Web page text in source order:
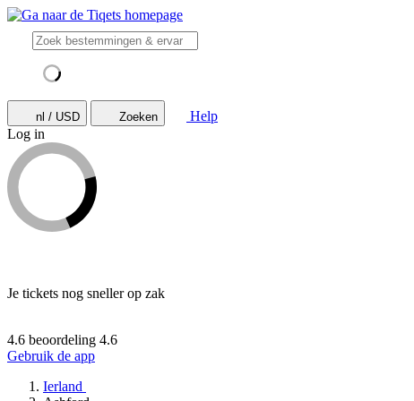
nl / USD Zoeken
Help
Log in
Je tickets nog sneller op zak
4.6 beoordeling 4.6
Gebruik de app
Ierland